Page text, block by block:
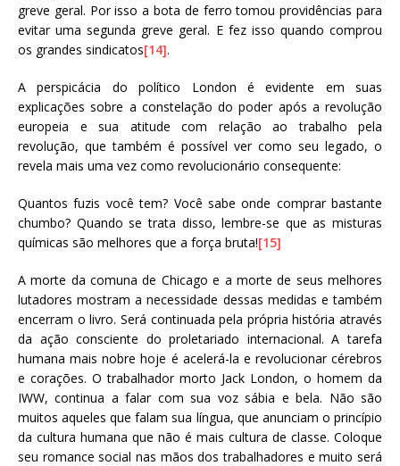
greve geral. Por isso a bota de ferro tomou providências para
evitar uma segunda greve geral. E fez isso quando comprou
os grandes sindicatos[14].
A perspicácia do político London é evidente em suas
explicações sobre a constelação do poder após a revolução
europeia e sua atitude com relação ao trabalho pela
revolução, que também é possível ver como seu legado, o
revela mais uma vez como revolucionário consequente:
Quantos fuzis você tem? Você sabe onde comprar bastante
chumbo? Quando se trata disso, lembre-se que as misturas
químicas são melhores que a força bruta![15]
A morte da comuna de Chicago e a morte de seus melhores
lutadores mostram a necessidade dessas medidas e também
encerram o livro. Será continuada pela própria história através
da ação consciente do proletariado internacional. A tarefa
humana mais nobre hoje é acelerá-la e revolucionar cérebros
e corações. O trabalhador morto Jack London, o homem da
IWW, continua a falar com sua voz sábia e bela. Não são
muitos aqueles que falam sua língua, que anunciam o princípio
da cultura humana que não é mais cultura de classe. Coloque
seu romance social nas mãos dos trabalhadores e muito será